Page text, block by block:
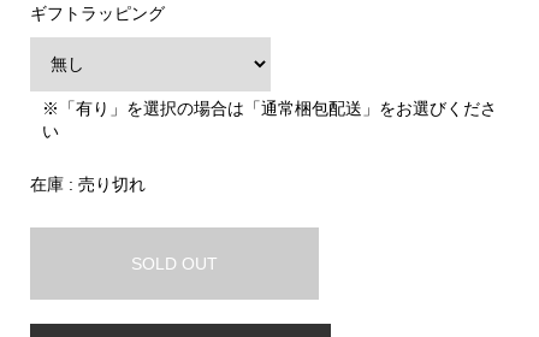
ギフトラッピング
※「有り」を選択の場合は「通常梱包配送」をお選びくださ
い
在庫 : 売り切れ
SOLD OUT